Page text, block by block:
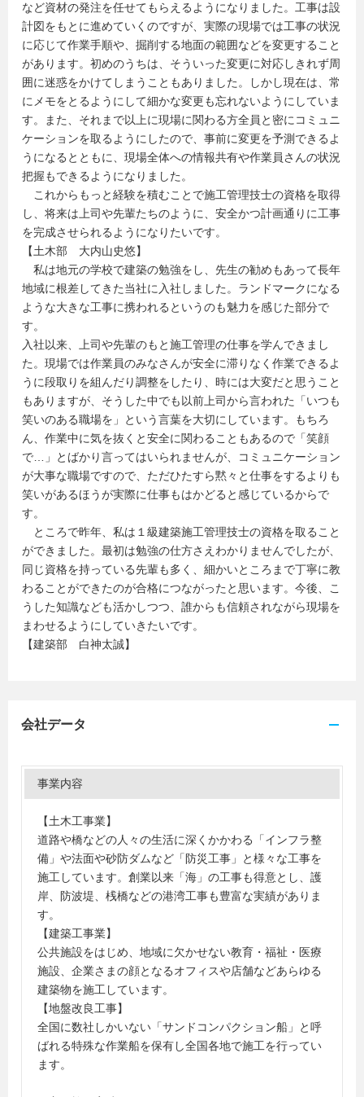
など資材の発注を任せてもらえるようになりました。工事は設
計図をもとに進めていくのですが、実際の現場では工事の状況
に応じて作業手順や、掘削する地面の範囲などを変更すること
があります。初めのうちは、そういった変更に対応しきれず周
囲に迷惑をかけてしまうこともありました。しかし現在は、常
にメモをとるようにして細かな変更も忘れないようにしていま
す。また、それまで以上に現場に関わる方全員と密にコミュニ
ケーションを取るようにしたので、事前に変更を予測できるよ
うになるとともに、現場全体への情報共有や作業員さんの状況
把握もできるようになりました。
これからもっと経験を積むことで施工管理技士の資格を取得
し、将来は上司や先輩たちのように、安全かつ計画通りに工事
を完成させられるようになりたいです。
【土木部 大内山史悠】
私は地元の学校で建築の勉強をし、先生の勧めもあって長年
地域に根差してきた当社に入社しました。ランドマークになる
ような大きな工事に携われるというのも魅力を感じた部分で
す。
入社以来、上司や先輩のもと施工管理の仕事を学んできまし
た。現場では作業員のみなさんが安全に滞りなく作業できるよ
うに段取りを組んだり調整をしたり、時には大変だと思うこと
もありますが、そうした中でも以前上司から言われた「いつも
笑いのある職場を」という言葉を大切にしています。もちろ
ん、作業中に気を抜くと安全に関わることもあるので「笑顔
で…」とばかり言ってはいられませんが、コミュニケーション
が大事な職場ですので、ただひたすら黙々と仕事をするよりも
笑いがあるほうが実際に仕事もはかどると感じているからで
す。
ところで昨年、私は１級建築施工管理技士の資格を取ること
ができました。最初は勉強の仕方さえわかりませんでしたが、
同じ資格を持っている先輩も多く、細かいところまで丁寧に教
わることができたのが合格につながったと思います。今後、こ
うした知識なども活かしつつ、誰からも信頼されながら現場を
まわせるようにしていきたいです。
【建築部 白神太誠】
会社データ
事業内容
【土木工事業】
道路や橋などの人々の生活に深くかかわる「インフラ整
備」や法面や砂防ダムなど「防災工事」と様々な工事を
施工しています。創業以来「海」の工事も得意とし、護
岸、防波堤、桟橋などの港湾工事も豊富な実績がありま
す。
【建築工事業】
公共施設をはじめ、地域に欠かせない教育・福祉・医療
施設、企業さまの顔となるオフィスや店舗などあらゆる
建築物を施工しています。
【地盤改良工事】
全国に数社しかいない「サンドコンパクション船」と呼
ばれる特殊な作業船を保有し全国各地で施工を行ってい
ます。